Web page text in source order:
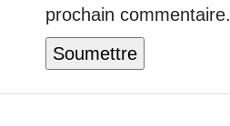
prochain commentaire.